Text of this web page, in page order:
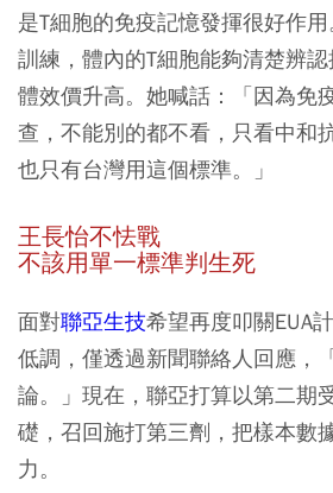
是T細胞的免疫記憶發揮很好作
訓練，體內的T細胞能夠清楚辨
體效價升高。她喊話：「因為免
查，不能別的都不看，只看中和
也只有台灣用這個標準。」
王長怡不怯戰
不該用單一標準判生死
面對聯亞生技希望再度叩關EUA
低調，僅透過新聞聯絡人回應，
論。」現在，聯亞打算以第二期
礎，召回施打第三劑，把樣本數
力。